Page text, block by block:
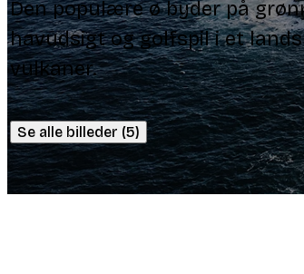
Den populære ø byder på
havudsigt og golfspil i et
vulkaner.
Se alle billeder (5)